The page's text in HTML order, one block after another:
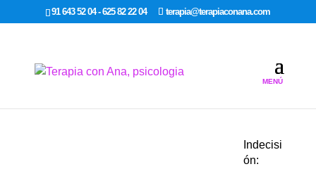
google-site-verification: google7dcda757e565a307.html
91 643 52 04 - 625 82 22 04 terapia@terapiaconana.com
Indecisi
ón: